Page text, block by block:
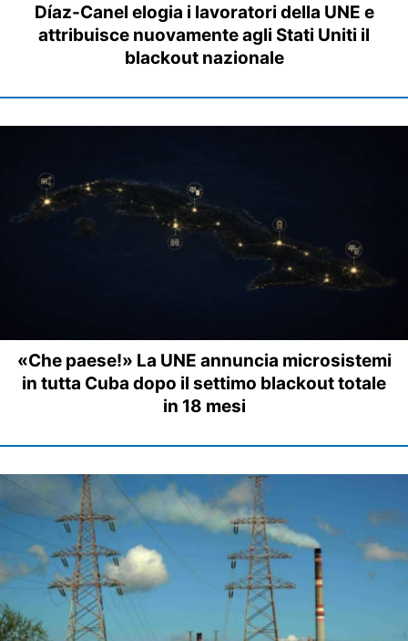
Díaz-Canel elogia i lavoratori della UNE e
attribuisce nuovamente agli Stati Uniti il
blackout nazionale
«Che paese!» La UNE annuncia microsistemi
in tutta Cuba dopo il settimo blackout totale
in 18 mesi